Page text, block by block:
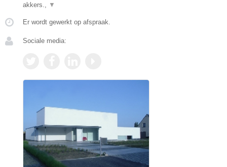
akkers.,
▼
Er wordt gewerkt op afspraak.
Sociale media: